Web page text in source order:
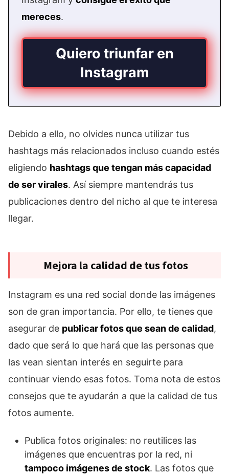
mereces.
Quiero triunfar en
Instagram
Debido a ello, no olvides nunca utilizar tus
hashtags más relacionados incluso cuando estés
eligiendo hashtags que tengan más capacidad
de ser virales. Así siempre mantendrás tus
publicaciones dentro del nicho al que te interesa
llegar.
Mejora la calidad de tus fotos
Instagram es una red social donde las imágenes
son de gran importancia. Por ello, te tienes que
asegurar de publicar fotos que sean de calidad,
dado que será lo que hará que las personas que
las vean sientan interés en seguirte para
continuar viendo esas fotos. Toma nota de estos
consejos que te ayudarán a que la calidad de tus
fotos aumente.
Publica fotos originales: no reutilices las
imágenes que encuentras por la red, ni
tampoco imágenes de stock. Las fotos que